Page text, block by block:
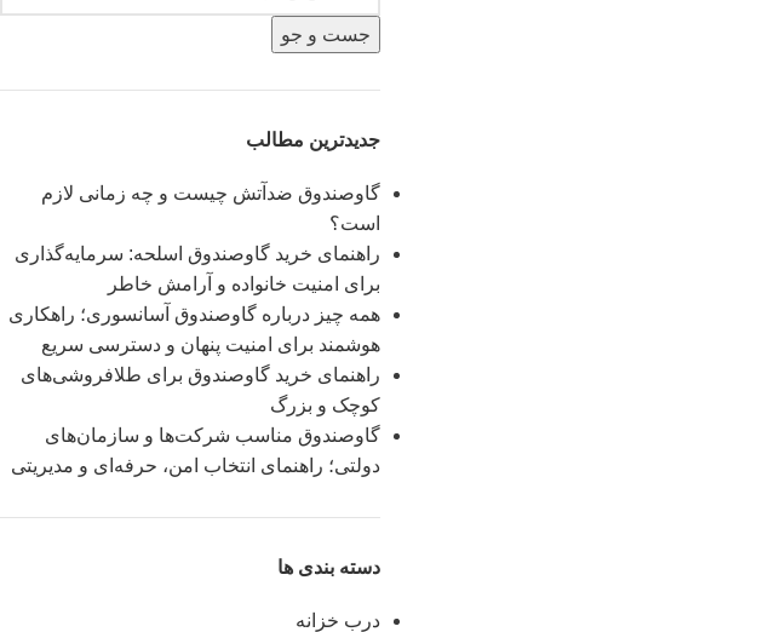
جست و جو
جدیدترین مطالب
گاوصندوق ضدآتش چیست و چه زمانی لازم
است؟
راهنمای خرید گاوصندوق اسلحه: سرمایه‌گذاری
برای امنیت خانواده و آرامش خاطر
همه چیز درباره گاوصندوق آسانسوری؛ راهکاری
هوشمند برای امنیت پنهان و دسترسی سریع
راهنمای خرید گاوصندوق برای طلافروشی‌های
کوچک و بزرگ
گاوصندوق مناسب شرکت‌ها و سازمان‌های
دولتی؛ راهنمای انتخاب امن، حرفه‌ای و مدیریتی
دسته بندی ها
درب خزانه